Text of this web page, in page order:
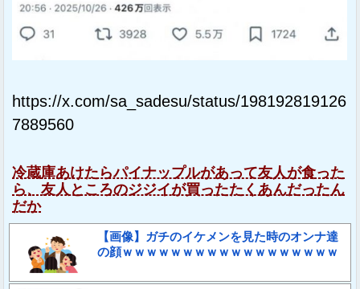
https://x.com/sa_sadesu/status/198192819126
7889560
冷蔵庫あけたらパイナップルがあって友人が食った
ら、友人ところのジジイが買ったたくあんだったん
だか
【画像】ガチのイケメンを見た時のオンナ達
の顔ｗｗｗｗｗｗｗｗｗｗｗｗｗｗｗｗｗｗ